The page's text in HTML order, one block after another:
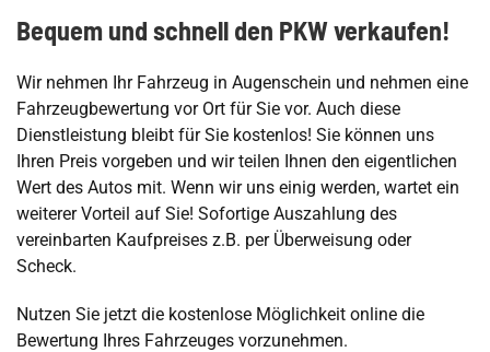
Bequem und schnell den PKW verkaufen!
Wir nehmen Ihr Fahrzeug in Augenschein und nehmen eine
Fahrzeugbewertung vor Ort für Sie vor. Auch diese
Dienstleistung bleibt für Sie kostenlos! Sie können uns
Ihren Preis vorgeben und wir teilen Ihnen den eigentlichen
Wert des Autos mit. Wenn wir uns einig werden, wartet ein
weiterer Vorteil auf Sie! Sofortige Auszahlung des
vereinbarten Kaufpreises z.B. per Überweisung oder
Scheck.
Nutzen Sie jetzt die kostenlose Möglichkeit online die
Bewertung Ihres Fahrzeuges vorzunehmen.